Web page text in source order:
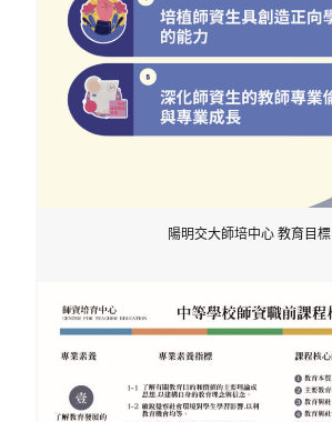
陽明交大師培中心 教育目標